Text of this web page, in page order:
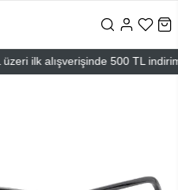
ilk alışverişinde 500 TL indirim